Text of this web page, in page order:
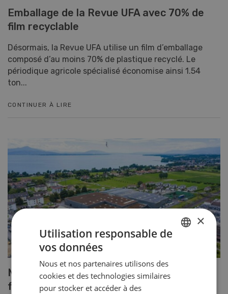
Emballage de la Revue UFA avec 70% de
film recyclable
Désormais, la Revue UFA utilise un film d’emballage
composé d’au moins 70% de plastique recyclé. Le
périodique agricole spécialisé économise ainsi 1.54
ton...
CONTINUER À LIRE
Mise en service d’une nouvelle halle
frigorifique à Perroy
×
Utilisation responsable de
vos données
Nous et nos partenaires utilisons des
cookies et des technologies similaires
pour stocker et accéder à des